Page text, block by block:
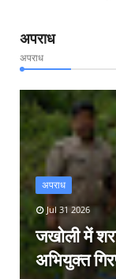
अपराध
अपराध
अपराध
Jul 31 2026
जखोली में
अभियुक्त